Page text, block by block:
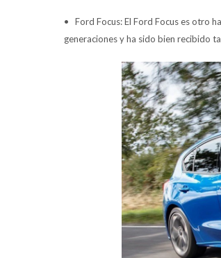
• Ford Focus: El Ford Focus es otro
generaciones y ha sido bien recibido